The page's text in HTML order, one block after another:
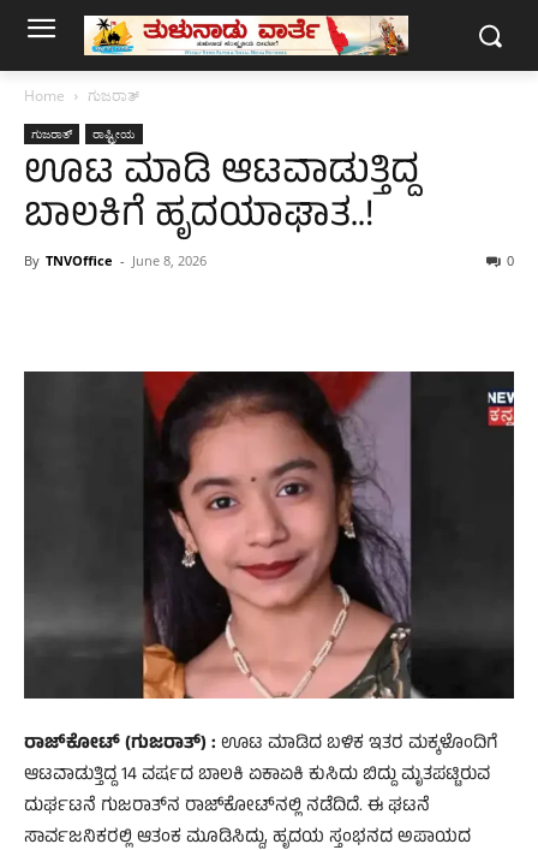
Home ಗುಜರಾತ್‌
ಗುಜರಾತ್‌ ರಾಷ್ಟ್ರೀಯ
ಊಟ ಮಾಡಿ ಆಟವಾಡುತ್ತಿದ್ದ
ಬಾಲಕಿಗೆ ಹೃದಯಾಘಾತ..!
By TNVOffice - June 8, 2026 0
ರಾಜ್‌ಕೋಟ್ (ಗುಜರಾತ್) : ಊಟ ಮಾಡಿದ ಬಳಿಕ ಇತರ ಮಕ್ಕಳೊಂದಿಗೆ
ಆಟವಾಡುತ್ತಿದ್ದ 14 ವರ್ಷದ ಬಾಲಕಿ ಏಕಾಏಕಿ ಕುಸಿದು ಬಿದ್ದು ಮೃತಪಟ್ಟಿರುವ
ದುರ್ಘಟನೆ ಗುಜರಾತ್‌ನ ರಾಜ್‌ಕೋಟ್‌ನಲ್ಲಿ ನಡೆದಿದೆ. ಈ ಘಟನೆ
ಸಾರ್ವಜನಿಕರಲ್ಲಿ ಆತಂಕ ಮೂಡಿಸಿದ್ದು, ಹೃದಯ ಸ್ತಂಭನದ ಅಪಾಯದ